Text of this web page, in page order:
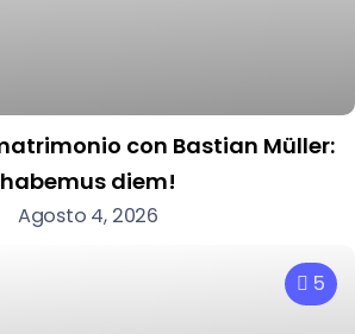
con Bastian Müller:
habemus diem!
Agosto 4, 2026
5